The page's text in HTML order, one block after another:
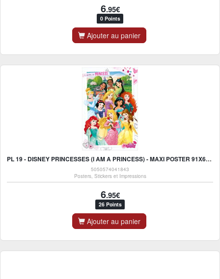
6.95€
0 Points
Ajouter au panier
PL 19 - DISNEY PRINCESSES (I AM A PRINCESS) - MAXI POSTER 91X61CM
5050574041843
Posters, Stickers et Impressions
6.95€
26 Points
Ajouter au panier